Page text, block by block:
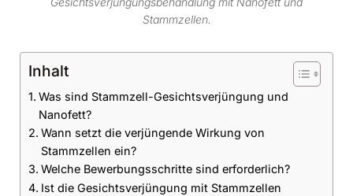
Stammzellen.
Inhalt
Was sind Stammzell-Gesichtsverjüngung und
Nanofett?
Wann setzt die verjüngende Wirkung von
Stammzellen ein?
Welche Bewerbungsschritte sind erforderlich?
Ist die Gesichtsverjüngung mit Stammzellen